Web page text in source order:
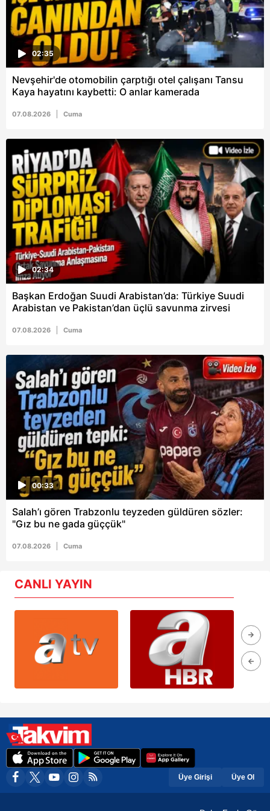
almak için lütfentıklayınız .
02:35
Nevşehir'de otomobilin çarptığı otel çalışanı Tansu
Kaya hayatını kaybetti: O anlar kamerada
07.08.2026 Cuma
02:34
Başkan Erdoğan Suudi Arabistan’da: Türkiye Suudi
Arabistan ve Pakistan’dan üçlü savunma zirvesi
07.08.2026 Cuma
00:33
Salah’ı gören Trabzonlu teyzeden güldüren sözler:
"Gız bu ne gada güççük"
07.08.2026 Cuma
CANLI YAYIN
Üye Girişi Üye Ol